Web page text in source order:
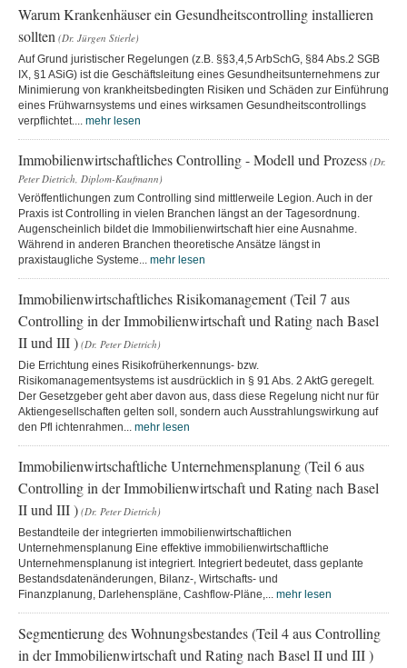
Warum Krankenhäuser ein Gesundheitscontrolling installieren
sollten (Dr. Jürgen Stierle)
Auf Grund juristischer Regelungen (z.B. §§3,4,5 ArbSchG, §84 Abs.2 SGB
IX, §1 ASiG) ist die Geschäftsleitung eines Gesundheitsunternehmens zur
Minimierung von krankheitsbedingten Risiken und Schäden zur Einführung
eines Frühwarnsystems und eines wirksamen Gesundheitscontrollings
verpflichtet.... mehr lesen
Immobilienwirtschaftliches Controlling - Modell und Prozess (Dr.
Peter Dietrich, Diplom-Kaufmann)
Veröffentlichungen zum Controlling sind mittlerweile Legion. Auch in der
Praxis ist Controlling in vielen Branchen längst an der Tagesordnung.
Augenscheinlich bildet die Immobilienwirtschaft hier eine Ausnahme.
Während in anderen Branchen theoretische Ansätze längst in
praxistaugliche Systeme... mehr lesen
Immobilienwirtschaftliches Risikomanagement (Teil 7 aus
Controlling in der Immobilienwirtschaft und Rating nach Basel
II und III ) (Dr. Peter Dietrich)
Die Errichtung eines Risikofrüherkennungs- bzw.
Risikomanagementsystems ist ausdrücklich in § 91 Abs. 2 AktG geregelt.
Der Gesetzgeber geht aber davon aus, dass diese Regelung nicht nur für
Aktiengesellschaften gelten soll, sondern auch Ausstrahlungswirkung auf
den Pfl ichtenrahmen... mehr lesen
Immobilienwirtschaftliche Unternehmensplanung (Teil 6 aus
Controlling in der Immobilienwirtschaft und Rating nach Basel
II und III ) (Dr. Peter Dietrich)
Bestandteile der integrierten immobilienwirtschaftlichen
Unternehmensplanung Eine effektive immobilienwirtschaftliche
Unternehmensplanung ist integriert. Integriert bedeutet, dass geplante
Bestandsdatenänderungen, Bilanz-, Wirtschafts- und
Finanzplanung, Darlehenspläne, Cashflow-Pläne,... mehr lesen
Segmentierung des Wohnungsbestandes (Teil 4 aus Controlling
in der Immobilienwirtschaft und Rating nach Basel II und III )